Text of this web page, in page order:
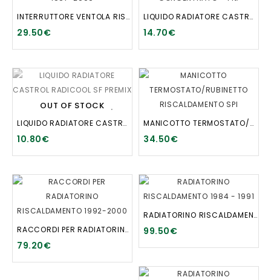
INTERRUTTORE VENTOLA RISCALDAMENTO MPI (MK7) 1997-2000
29.50€
LIQUIDO RADIATORE CASTROL RADICOOL CONCENTRATO - 1 lt.
14.70€
OUT OF STOCK
LIQUIDO RADIATORE CASTROL RADICOOL SF PREMIX - 1 lt.
10.80€
MANICOTTO TERMOSTATO/RUBINETTO RISCALDAMENTO SPI
34.50€
RACCORDI PER RADIATORINO RISCALDAMENTO 1992-2000
79.20€
RADIATORINO RISCALDAMENTO 1984 - 1991
99.50€